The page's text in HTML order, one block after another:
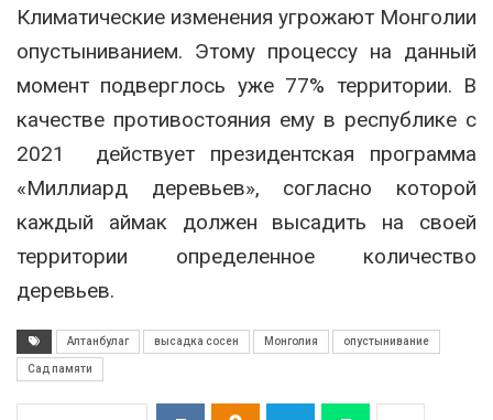
Климатические изменения угрожают Монголии
опустыниванием. Этому процессу на данный
момент подверглось уже 77% территории. В
качестве противостояния ему в республике с
2021 действует президентская программа
«Миллиард деревьев», согласно которой
каждый аймак должен высадить на своей
территории определенное количество
деревьев.
Алтанбулаг высадка сосен Монголия опустынивание
Сад памяти